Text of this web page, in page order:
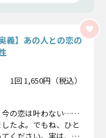
義】あの人との恋の
1回 1,650円（税込）
今の恋は叶わない……
たよ。でもね、ひと